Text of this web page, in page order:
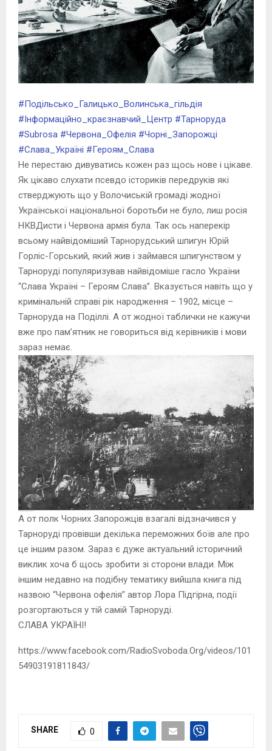
#Подільсько_Галицько_Волинська_гільдія
#Інформаційно_краєзнавчий_Центр #Тарноруда
#Subrosa #Червона_Офелія #Чорні_Запорожці
#Слава_Україні #Героям_Слава
Не перестаю дивуватись кожен раз щось нове і цікаве.
Як цікаво слухати псевдо істориків передруків які
стверджують що у Волочиській громаді жодної
Української національної боротьби не було, лиш росія
НКВДисти і Червона армія була. Так ось наперекір
всьому найвідоміший Тарнорудський шпигун Юрій
Горліс-Горський, який жив і займався шпигунством у
Тарноруді популяризував найвідоміше гасло України
“Слава Україні – Героям Слава”. Вказується навіть що у
кримінальній справі рік народження – 1902, місце –
Тарноруда на Поділлі. А от жодної таблички не кажучи
вже про пам’ятник не говориться від керівників і мови
зараз немає.
А от полк Чорних Запорожців взагалі відзначився у
Тарноруді провівши декілька переможних боїв але про
це іншим разом. Зараз є дуже актуальний історичний
виклик хоча б щось зробити зі сторони влади. Між
іншим недавно на подібну тематику вийшла книга під
назвою “Червона офелія” автор Лора Підгірна, події
розгортаються у тій самій Тарноруді.
СЛАВА УКРАЇНІ!
https://www.facebook.com/RadioSvoboda.Org/videos/101
54903191811843/
SHARE 0